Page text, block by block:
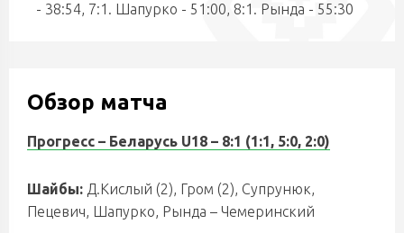
- 38:54, 7:1. Шапурко - 51:00, 8:1. Рында - 55:30
Обзор матча
Прогресс – Беларусь U18 – 8:1 (1:1, 5:0, 2:0)
Шайбы: Д.Кислый (2), Гром (2), Супрунюк,
Пецевич, Шапурко, Рында – Чемеринский